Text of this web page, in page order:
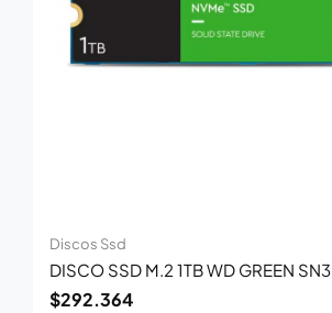
Discos Ssd
DISCO SSD M.2 1TB WD GREEN SN3
$292.364